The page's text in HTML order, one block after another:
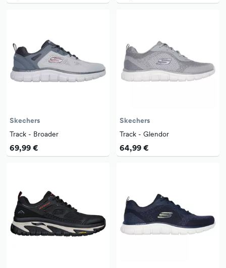
Skechers
Track - Broader
69,99 €
Skechers
Track - Glendor
64,99 €